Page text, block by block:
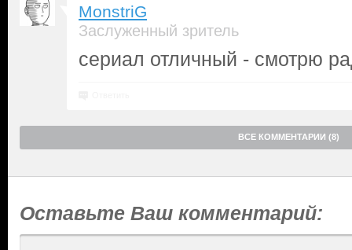
MonstriG
Заслуженный зритель
сериал отличный - смотрю
ВСЕ КОММЕНТАРИИ (8)
Оставьте Ваш комментарий: